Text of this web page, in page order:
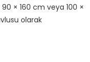
× 160 cm veya 100 ×
olarak